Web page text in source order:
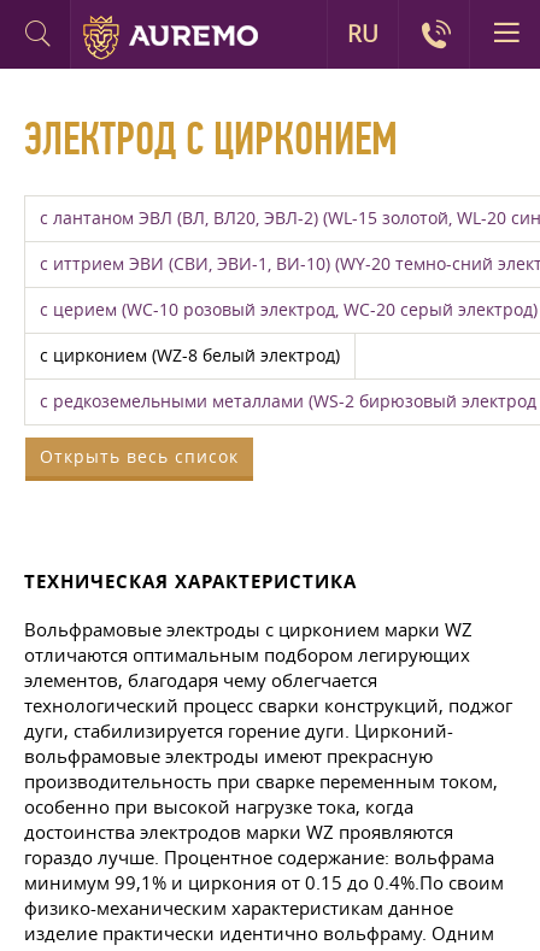
ЭЛЕКТРОД С ЦИРКОНИЕМ
с лантаном ЭВЛ (ВЛ, ВЛ20, ЭВЛ-2) (WL-15 золотой, WL-20
с иттрием ЭВИ (СВИ, ЭВИ-1, ВИ-10) (WY-20 темно-сний
с церием (WC-10 розовый электрод, WC-20 серый электрод)
с цирконием (WZ-8 белый электрод)
с редкоземельными металлами (WS-2 бирюзовый электрод
Открыть весь список
ТЕХНИЧЕСКАЯ ХАРАКТЕРИСТИКА
Вольфрамовые электроды с цирконием марки WZ
отличаются оптимальным подбором легирующих
элементов, благодаря чему облегчается
технологический процесс сварки конструкций, поджог
дуги, стабилизируется горение дуги. Цирконий-
вольфрамовые электроды имеют прекрасную
производительность при сварке переменным током,
особенно при высокой нагрузке тока, когда
достоинства электродов марки WZ проявляются
гораздо лучше. Процентное содержание: вольфрама
минимум 99,1% и циркония от 0.15 до 0.4%.По своим
физико-механическим характеристикам данное
изделие практически идентично вольфраму. Одним
RU